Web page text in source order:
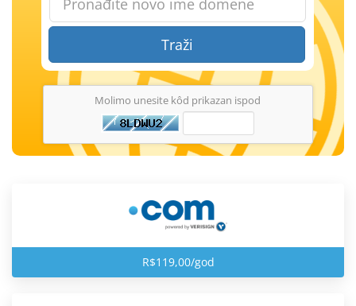
Traži
Molimo unesite kôd prikazan ispod
R$119,00/god